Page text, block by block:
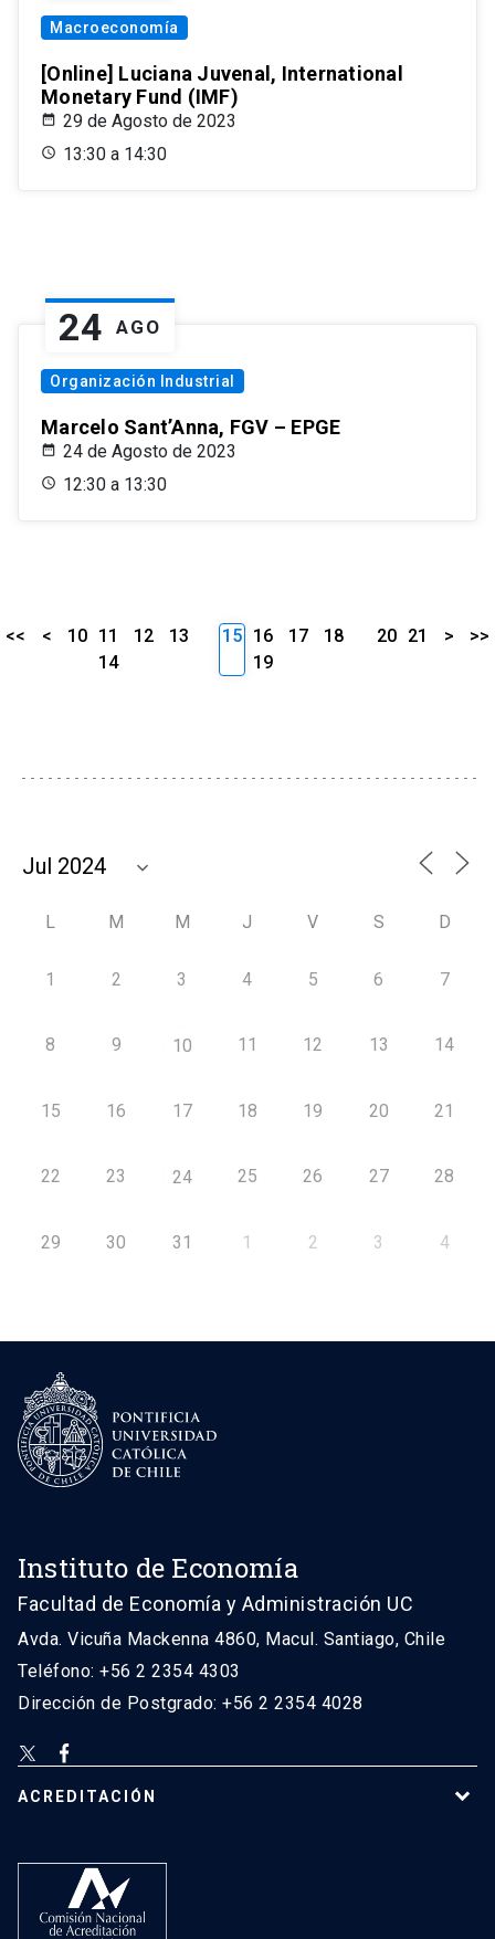
Macroeconomía
[Online] Luciana Juvenal, International
Monetary Fund (IMF)
29 de Agosto de 2023
13:30 a 14:30
24 AGO
Organización Industrial
Marcelo Sant’Anna, FGV – EPGE
24 de Agosto de 2023
12:30 a 13:30
<< < 10 11 12
13
14
15 16 17
18
19
20 21 > >>
L M M J V S D
1 2 3 4 5 6 7
8 9 10 11 12 13 14
15 16 17 18 19 20 21
22 23 24 25 26 27 28
29 30 31 1 2 3 4
Instituto de Economía
Facultad de Economía y Administración UC
Avda. Vicuña Mackenna 4860, Macul. Santiago, Chile
Teléfono: +56 2 2354 4303
Dirección de Postgrado: +56 2 2354 4028
ACREDITACIÓN